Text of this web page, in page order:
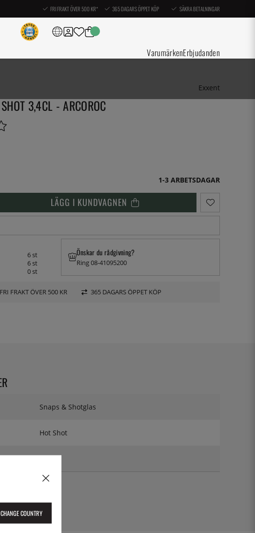
FRI FRAKT ÖVER 500 KR* 365 DAGARS ÖPPET KÖP SÄKRA BETALNINGAR
VarumärkenErbjudanden
Exxent
3,4CL - ARCOROC
1-3 ARBETSDAGAR
LÄGG I KUNDVAGNEN
6 st
6 st
0 st
Önskar du rådgivning?
Ring 08-41095200
FRI FRAKT ÖVER 500 KR 365 DAGARS ÖPPET KÖP
Snaps & Shotglas
Hot Shot
34 cl
CHANGE COUNTRY